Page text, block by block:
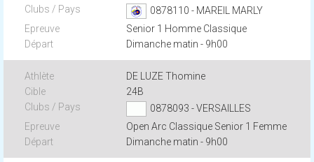
0878110 - MAREIL MARLY
Senior 1 Homme Classique
Dimanche matin - 9h00
DE LUZE Thomine
24B
0878093 - VERSAILLES
Open Arc Classique Senior 1 Femme
Dimanche matin - 9h00